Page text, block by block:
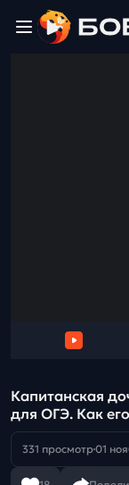
Капитанская
для ОГЭ. Как
331 просмотр01